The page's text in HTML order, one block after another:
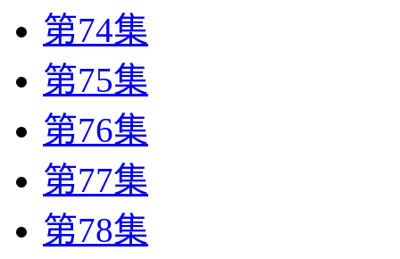
第74集
第75集
第76集
第77集
第78集